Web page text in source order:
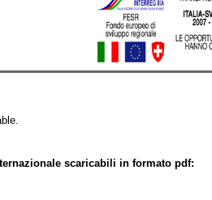
scaricabili in formato pdf: